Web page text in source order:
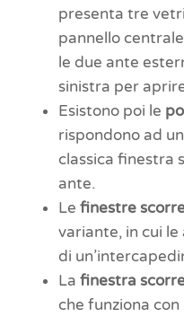
presenta tre
pannello
le due ante
sinistra per
Esistono poi le
rispondono ad
classica finestra
ante.
Le finestre
variante, in cui le
di
La finestra
che funziona con